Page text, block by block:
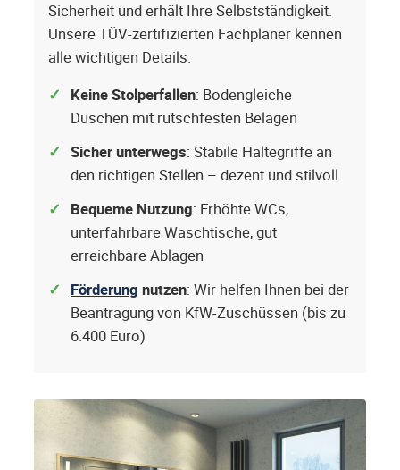
Sicherheit und erhält Ihre Selbstständigkeit.
Unsere TÜV-zertifizierten Fachplaner kennen
alle wichtigen Details.
Keine Stolperfallen: Bodengleiche
Duschen mit rutschfesten Belägen
Sicher unterwegs: Stabile Haltegriffe an
den richtigen Stellen – dezent und stilvoll
Bequeme Nutzung: Erhöhte WCs,
unterfahrbare Waschtische, gut
erreichbare Ablagen
Förderung nutzen: Wir helfen Ihnen bei der
Beantragung von KfW-Zuschüssen (bis zu
6.400 Euro)